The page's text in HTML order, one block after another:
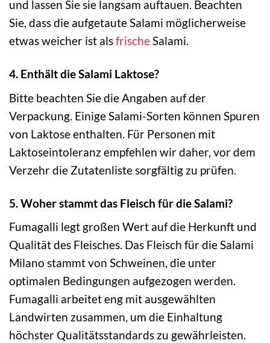
und lassen Sie sie langsam auftauen. Beachten
Sie, dass die aufgetaute Salami möglicherweise
etwas weicher ist alsfrischeSalami.
4. Enthält die Salami Laktose?
Bitte beachten Sie die Angaben auf der
Verpackung. Einige Salami-Sorten können Spuren
von Laktose enthalten. Für Personen mit
Laktoseintoleranz empfehlen wir daher, vor dem
Verzehr die Zutatenliste sorgfältig zu prüfen.
5. Woher stammt das Fleisch für die Salami?
Fumagalli legt großen Wert auf die Herkunft und
Qualität des Fleisches. Das Fleisch für die Salami
Milano stammt von Schweinen, die unter
optimalen Bedingungen aufgezogen werden.
Fumagalli arbeitet eng mit ausgewählten
Landwirten zusammen, um die Einhaltung
höchster Qualitätsstandards zu gewährleisten.